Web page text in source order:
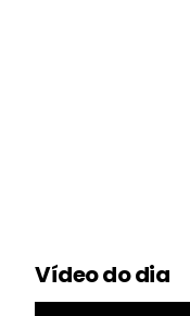
Vídeo do dia